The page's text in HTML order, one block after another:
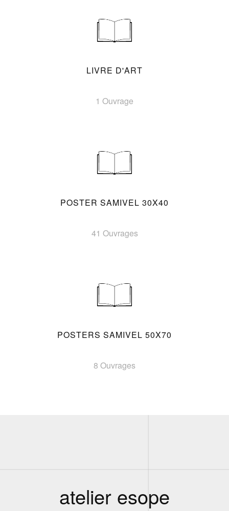
LIVRE D'ART
1 Ouvrage
POSTER SAMIVEL 30X40
41 Ouvrages
POSTERS SAMIVEL 50X70
8 Ouvrages
atelier esope